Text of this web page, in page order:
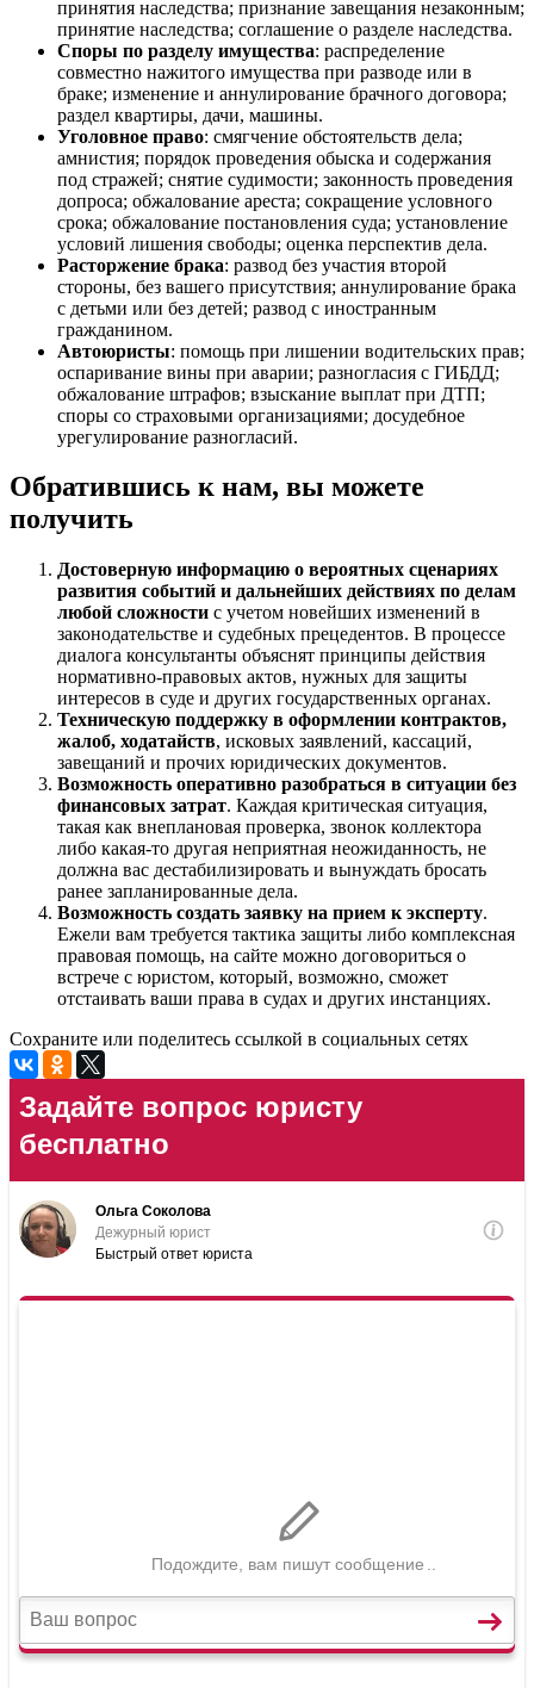
принятия наследства; признание завещания незаконным;
принятие наследства; соглашение о разделе наследства.
Споры по разделу имущества: распределение
совместно нажитого имущества при разводе или в
браке; изменение и аннулирование брачного договора;
раздел квартиры, дачи, машины.
Уголовное право: смягчение обстоятельств дела;
амнистия; порядок проведения обыска и содержания
под стражей; снятие судимости; законность проведения
допроса; обжалование ареста; сокращение условного
срока; обжалование постановления суда; установление
условий лишения свободы; оценка перспектив дела.
Расторжение брака: развод без участия второй
стороны, без вашего присутствия; аннулирование брака
с детьми или без детей; развод с иностранным
гражданином.
Автоюристы: помощь при лишении водительских прав;
оспаривание вины при аварии; разногласия с ГИБДД;
обжалование штрафов; взыскание выплат при ДТП;
споры со страховыми организациями; досудебное
урегулирование разногласий.
Обратившись к нам, вы можете
получить
Достоверную информацию о вероятных сценариях
развития событий и дальнейших действиях по делам
любой сложности с учетом новейших изменений в
законодательстве и судебных прецедентов. В процессе
диалога консультанты объяснят принципы действия
нормативно-правовых актов, нужных для защиты
интересов в суде и других государственных органах.
Техническую поддержку в оформлении контрактов,
жалоб, ходатайств, исковых заявлений, кассаций,
завещаний и прочих юридических документов.
Возможность оперативно разобраться в ситуации без
финансовых затрат. Каждая критическая ситуация,
такая как внеплановая проверка, звонок коллектора
либо какая-то другая неприятная неожиданность, не
должна вас дестабилизировать и вынуждать бросать
ранее запланированные дела.
Возможность создать заявку на прием к эксперту.
Ежели вам требуется тактика защиты либо комплексная
правовая помощь, на сайте можно договориться о
встрече с юристом, который, возможно, сможет
отстаивать ваши права в судах и других инстанциях.
Сохраните или поделитесь ссылкой в социальных сетях